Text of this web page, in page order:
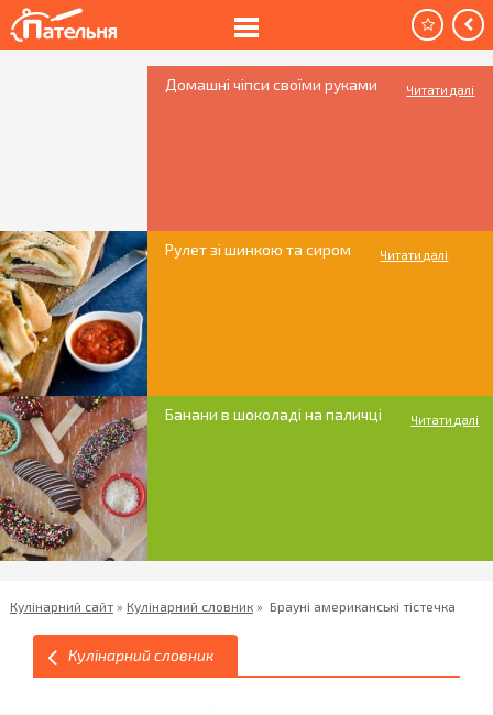
Домашні чіпси своїми руками Читати далі
Рулет зі шинкою та сиром Читати далі
Банани в шоколаді на паличці Читати далі
Кулінарний сайт» Кулінарний словник» Брауні американські тістечка
Кулінарний словник